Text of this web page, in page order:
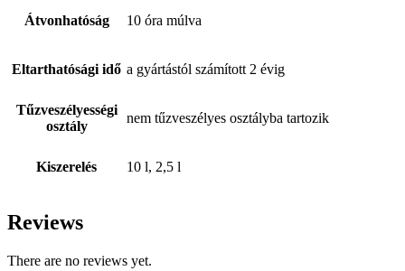
Átvonhatóság 10 óra múlva
Eltarthatósági idő a gyártástól számított 2 évig
Tűzveszélyességi
osztály
nem tűzveszélyes osztályba tartozik
Kiszerelés 10 l, 2,5 l
Reviews
There are no reviews yet.